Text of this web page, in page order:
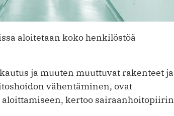
aloitetaan koko henkilöstöä
ja muuten muuttuvat rakenteet ja
vähentäminen, ovat
kertoo sairaanhoitopiirin